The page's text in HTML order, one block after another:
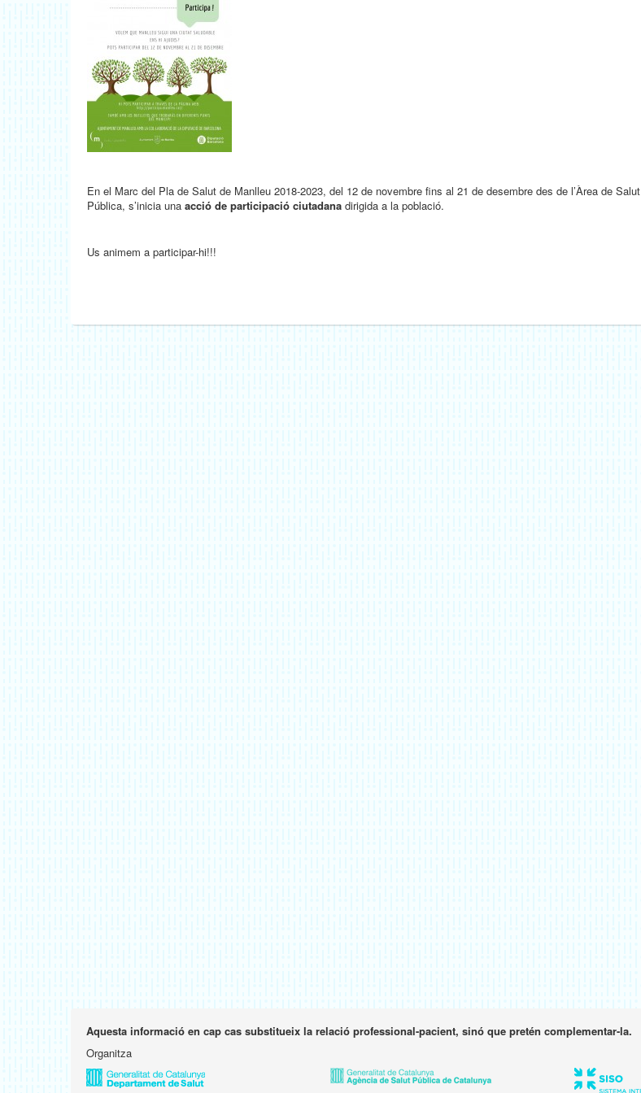
En el Marc del Pla de Salut de Manlleu 2018-2023, del 12 de novembre fins al 21 de desembre des de l’Àrea de Salut
Pública, s’inicia una acció de participació ciutadana dirigida a la població.
Us animem a participar-hi!!!
Aquesta informació en cap cas substitueix la relació professional-pacient, sinó que pretén complementar-la.
Organitza